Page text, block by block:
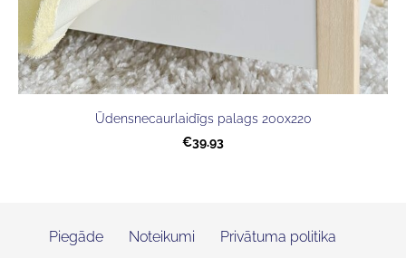
Ūdensnecaurlaidīgs palags 200x220
€39.93
Piegāde Noteikumi Privātuma politika